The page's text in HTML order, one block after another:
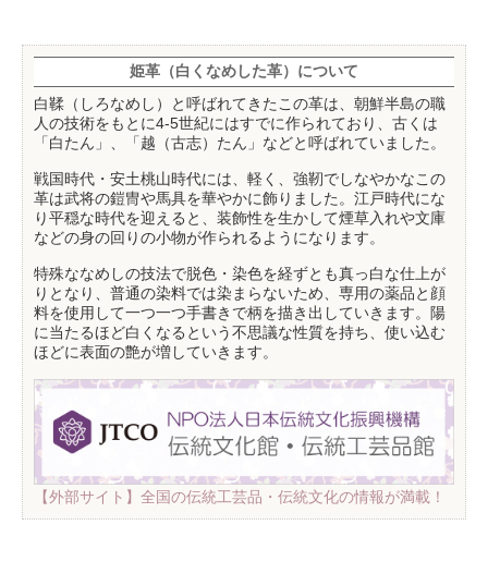
姫革（白くなめした革）について
白鞣（しろなめし）と呼ばれてきたこの革は、朝鮮半島の職
人の技術をもとに4-5世紀にはすでに作られており、古くは
「白たん」、「越（古志）たん」などと呼ばれていました。
戦国時代・安土桃山時代には、軽く、強靭でしなやかなこの
革は武将の鎧冑や馬具を華やかに飾りました。江戸時代にな
り平穏な時代を迎えると、装飾性を生かして煙草入れや文庫
などの身の回りの小物が作られるようになります。
特殊ななめしの技法で脱色・染色を経ずとも真っ白な仕上が
りとなり、普通の染料では染まらないため、専用の薬品と顔
料を使用して一つ一つ手書きで柄を描き出していきます。陽
に当たるほど白くなるという不思議な性質を持ち、使い込む
ほどに表面の艶が増していきます。
【外部サイト】全国の伝統工芸品・伝統文化の情報が満載！